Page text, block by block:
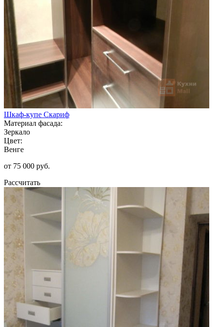
Шкаф-купе Скариф
Материал фасада:
Зеркало
Цвет:
Венге
от 75 000 руб.
Рассчитать